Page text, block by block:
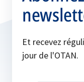
Et recevez
jour de l'OTAN.